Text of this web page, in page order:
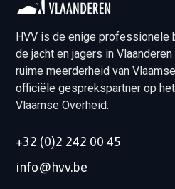
HVV is de enige professionele
de jacht en jagers in
ruime meerderheid van
officiële gesprekspartner op
Vlaamse Overheid.
+32 (0)2 242 00 45
info@hvv.be